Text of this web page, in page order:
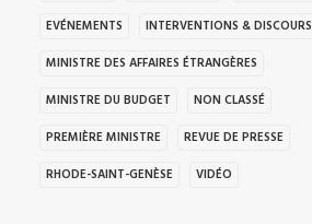
EVÉNEMENTS
INTERVENTIONS & DISCOURS
MINISTRE DES AFFAIRES ÉTRANGÈRES
MINISTRE DU BUDGET
NON CLASSÉ
PREMIÈRE MINISTRE
REVUE DE PRESSE
RHODE-SAINT-GENÈSE
VIDÉO